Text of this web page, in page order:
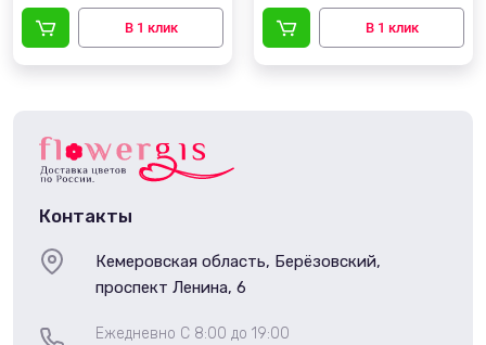
Контакты
Ежедневно С 8:00 до 19:00
Кемеровская область, Берёзовский,
проспект Ленина, 6